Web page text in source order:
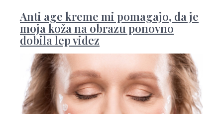
Anti age kreme mi pomagajo, da je
moja koža na obrazu ponovno
dobila lep videz